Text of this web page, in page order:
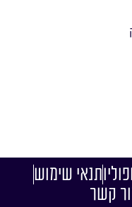
תנאי שימוש
קשר